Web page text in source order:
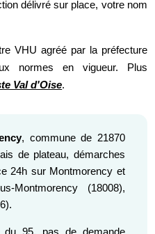
délivré sur place, votre nom
VHU agréé par la préfecture
normes en vigueur. Plus
Val d'Oise.
, commune de 21870
de plateau, démarches
24h sur Montmorency et
Montmorency (18008),
du 95, pas de demande